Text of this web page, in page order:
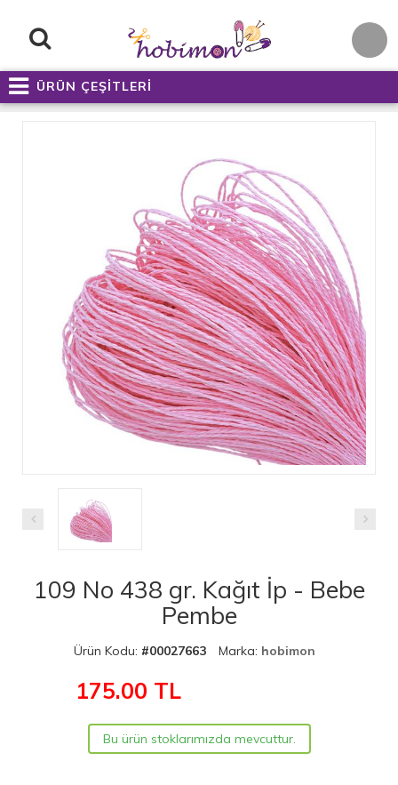
ÜRÜN ÇEŞİTLERİ
109 No 438 gr. Kağıt İp - Bebe
Pembe
Ürün Kodu: #00027663 Marka: hobimon
175.00 TL
Bu ürün stoklarımızda mevcuttur.